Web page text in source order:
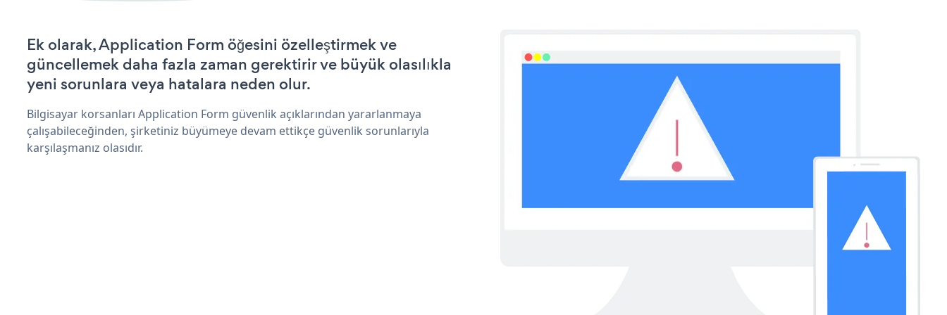
Ek olarak, Application Form öğesini özelleştirmek ve
güncellemek daha fazla zaman gerektirir ve büyük olasılıkla
yeni sorunlara veya hatalara neden olur.
Bilgisayar korsanları Application Form güvenlik açıklarından yararlanmaya
çalışabileceğinden, şirketiniz büyümeye devam ettikçe güvenlik sorunlarıyla
karşılaşmanız olasıdır.